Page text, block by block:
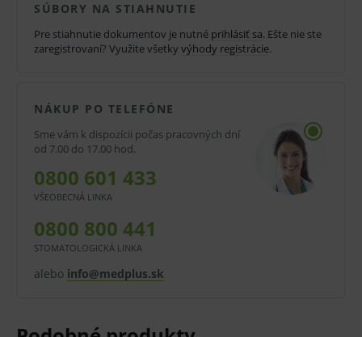
Používajú pre malé objemy, pre pomalú ašpiráciu a
Trojdielne striekačky.
Z polypropylénu.
Minimálny zvyškový objem.
Ľahký chod s dvojitým tesnením.
Luer Lock.
SÚBORY NA STIAHNUTIE
Pre stiahnutie dokumentov je nutné prihlásiť sa. Ešte nie ste
zaregistrovaní? Využite všetky výhody registrácie.
NÁKUP PO TELEFÓNE
Sme vám k dispozícii počas pracovných dní
od 7.00 do 17.00 hod.
0800 601 433
VŠEOBECNÁ LINKA
0800 800 441
STOMATOLOGICKÁ LINKA
alebo info@medplus.sk